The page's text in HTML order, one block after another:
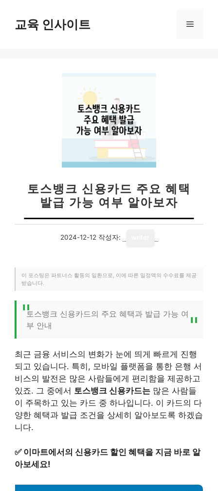
교육 인사이트 메
토스뱅크 신용카드 주요 혜택
발급 가능 여부 알아보자
2024-12-12 작성자:
이 포스팅은 파트너스 활동의 일환으로, 이에 따른 일정액의 수수료를 제공
받습니다.
토스뱅크 신용카드의 주요 혜택과 발급 가능 여
부 안내
최근 금융 서비스의 변화가 눈에 띄게 빠르게 진행
되고 있습니다. 특히, 모바일 플랫폼을 통한 은행 서
비스의 발전은 많은 사람들에게 편리함을 제공하고
있죠. 그 중에서 토스뱅크 신용카드는 많은 사람들
이 주목하고 있는 카드 중 하나입니다. 이 카드의 다
양한 혜택과 발급 조건을 상세히 알아보도록 하겠습
니다.
✅ 이마트에서의 신용카드 할인 혜택을 지금 바로 알
아보세요!